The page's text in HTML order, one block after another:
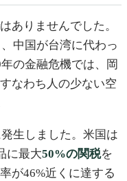
ありませんでした。
中国が台湾に代わっ
の金融危機では、岡
なわち人の少ない空
生しました。米国は
に最大50%の関税を
が46%近くに達する